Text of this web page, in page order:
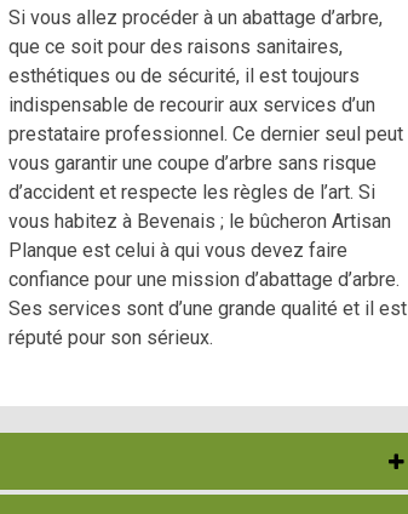
Si vous allez procéder à un abattage d’arbre,
que ce soit pour des raisons sanitaires,
esthétiques ou de sécurité, il est toujours
indispensable de recourir aux services d’un
prestataire professionnel. Ce dernier seul peut
vous garantir une coupe d’arbre sans risque
d’accident et respecte les règles de l’art. Si
vous habitez à Bevenais ; le bûcheron Artisan
Planque est celui à qui vous devez faire
confiance pour une mission d’abattage d’arbre.
Ses services sont d’une grande qualité et il est
réputé pour son sérieux.